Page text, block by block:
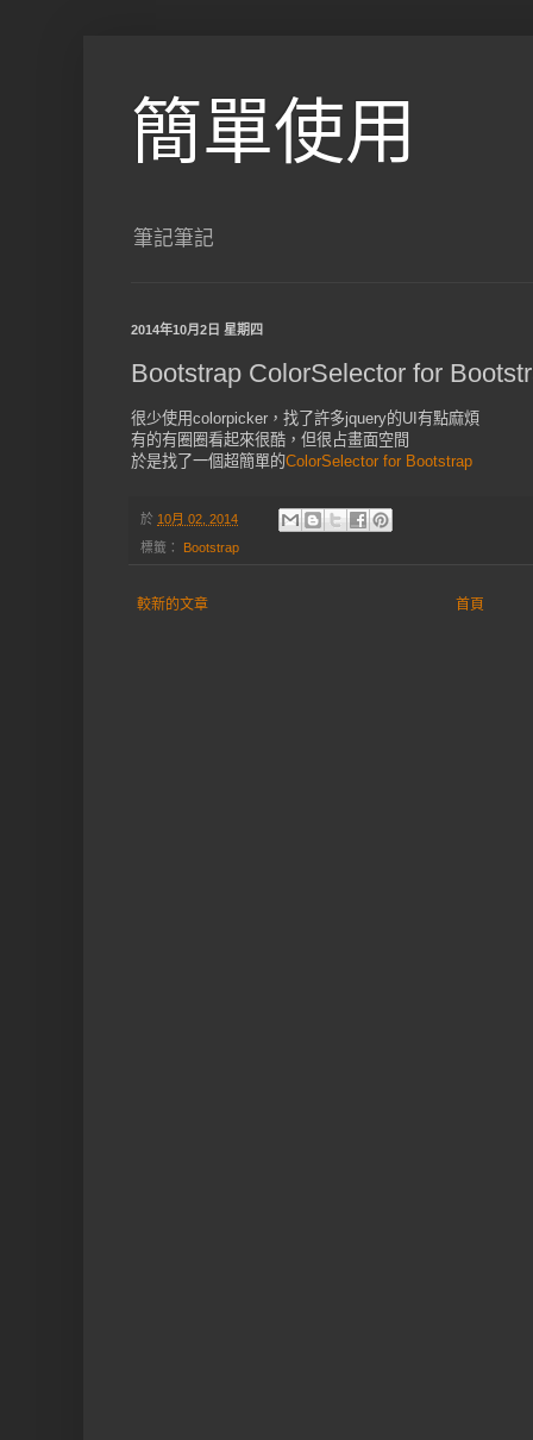
簡單使用
筆記筆記
2014年10月2日 星期四
Bootstrap ColorSelector for
很少使用colorpicker，找了許多jquery的UI有點麻煩
有的有圈圈看起來很酷，但很占畫面空間
於是找了一個超簡單的ColorSelector for Bootstrap
於 10月 02, 2014
標籤： Bootstrap
較新的文章 首頁